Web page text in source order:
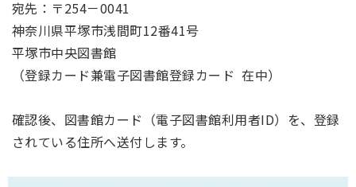
宛先：〒254－0041
神奈川県平塚市浅間町12番41号
平塚市中央図書館
（登録カード兼電子図書館登録カード 在中）
確認後、図書館カード（電子図書館利用者ID）を、登録
されている住所へ送付します。